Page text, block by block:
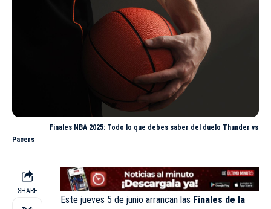
Finales NBA 2025: Todo lo que debes saber del duelo Thunder vs
Pacers
SHARE
Este jueves 5 de junio arrancan las Finales de la